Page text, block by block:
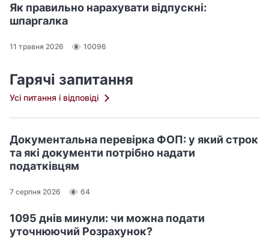
Як правильно нарахувати відпускні:
шпаргалка
11 травня 2026 10096
Гарячі запитання
Усі питання і відповіді
Документальна перевірка ФОП: у який строк
та які документи потрібно надати
податківцям
7 серпня 2026 64
1095 днів минули: чи можна подати
уточнюючий Розрахунок?